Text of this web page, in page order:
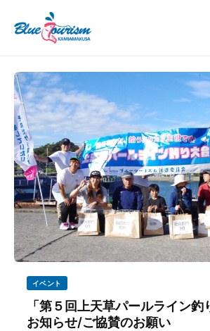
イベント
「第５回上天草パールライン
お知らせ/ご協賛のお願い
稿
ー
ジ
送
り
索